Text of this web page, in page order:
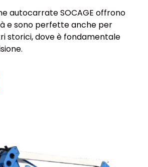
autocarrate SOCAGE offrono
e sono perfette anche per
storici, dove è fondamentale